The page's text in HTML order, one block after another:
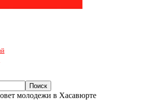
молодежи в Хасавюрте